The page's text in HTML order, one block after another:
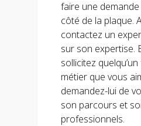
faire une
côté de la plaque.
contactez un
sur son expertise.
sollicitez
métier que vous
demandez-lui de
son parcours et
professionnels.